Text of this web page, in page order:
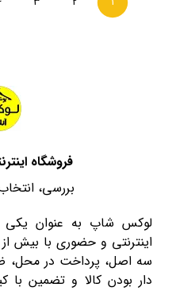
فروشگاه
بررسی،
لوکس شاپ به عنوان یکی
اینترنتی و حضوری با بیش
سه اصل، پرداخت در محل،
دار بودن کالا و تضمین با